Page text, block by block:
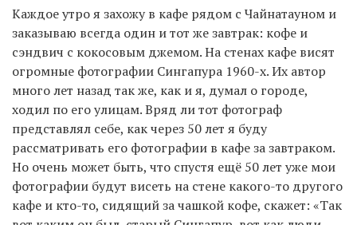
Каждое утро я захожу в кафе рядом с Чайнатауном и
заказываю всегда один и тот же завтрак: кофе и
сэндвич с кокосовым джемом. На стенах кафе висят
огромные фотографии Сингапура 1960-х. Их автор
много лет назад так же, как и я, думал о городе,
ходил по его улицам. Вряд ли тот фотограф
представлял себе, как через 50 лет я буду
рассматривать его фотографии в кафе за завтраком.
Но очень может быть, что спустя ещё 50 лет уже мои
фотографии будут висеть на стене какого-то другого
кафе и кто-то, сидящий за чашкой кофе, скажет: «Так